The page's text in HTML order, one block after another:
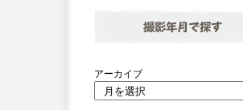
撮影年月で探す
アーカイブ